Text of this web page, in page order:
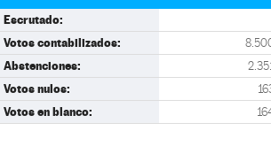
Escrutado:
Votos contabilizados:
Abstenciones:
Votos nulos:
Votos en blanco: